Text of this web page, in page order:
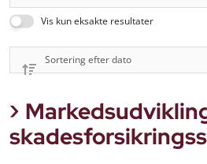
Vis kun eksakte resultater